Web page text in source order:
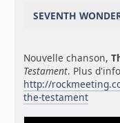
SEVENTH
Nouvelle chanson,
Testament. Plus
http://
the-testament